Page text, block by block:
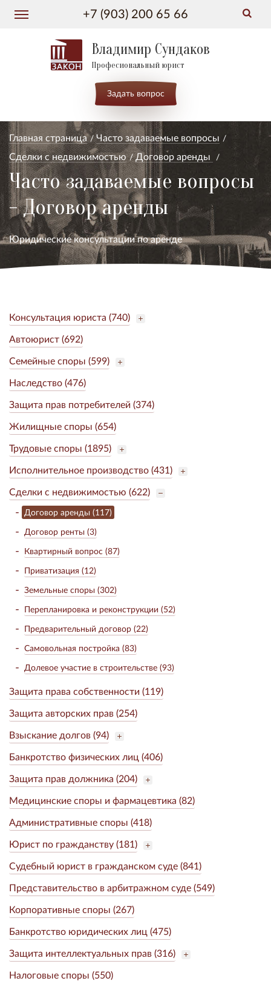
+7 (903) 200 65 66
Владимир Сундаков
Професиональный юрист
Задать вопрос
Главная страница
Часто задаваемые вопросы
Сделки с недвижимостью
Договор аренды
Часто задаваемые вопросы
- Договор аренды
Юридические консультации по аренде
Консультация юриста (740)
Автоюрист (692)
Семейные споры (599)
Наследство (476)
Защита прав потребителей (374)
Жилищные споры (654)
Трудовые споры (1895)
Исполнительное производство (431)
Сделки с недвижимостью (622)
Договор аренды (117)
Договор ренты (3)
Квартирный вопрос (87)
Приватизация (12)
Земельные споры (302)
Перепланировка и реконструкции (52)
Предварительный договор (22)
Самовольная постройка (83)
Долевое участие в строительстве (93)
Защита права собственности (119)
Защита авторских прав (254)
Взыскание долгов (94)
Банкротство физических лиц (406)
Защита прав должника (204)
Медицинские споры и фармацевтика (82)
Административные споры (418)
Юрист по гражданству (181)
Судебный юрист в гражданском суде (841)
Представительство в арбитражном суде (549)
Корпоративные споры (267)
Банкротство юридических лиц (475)
Защита интеллектуальных прав (316)
Налоговые споры (550)